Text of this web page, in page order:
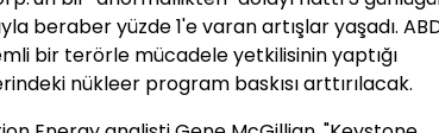
beraber yüzde 1'e varan artışlar yaşadı.
bir terörle mücadele yetkilisinin yaptığı
nükleer program baskısı arttırılacak.